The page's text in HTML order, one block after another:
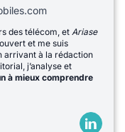
des télécom, et Ariase
et me suis
arrivant à la rédaction
j’analyse et
à mieux comprendre